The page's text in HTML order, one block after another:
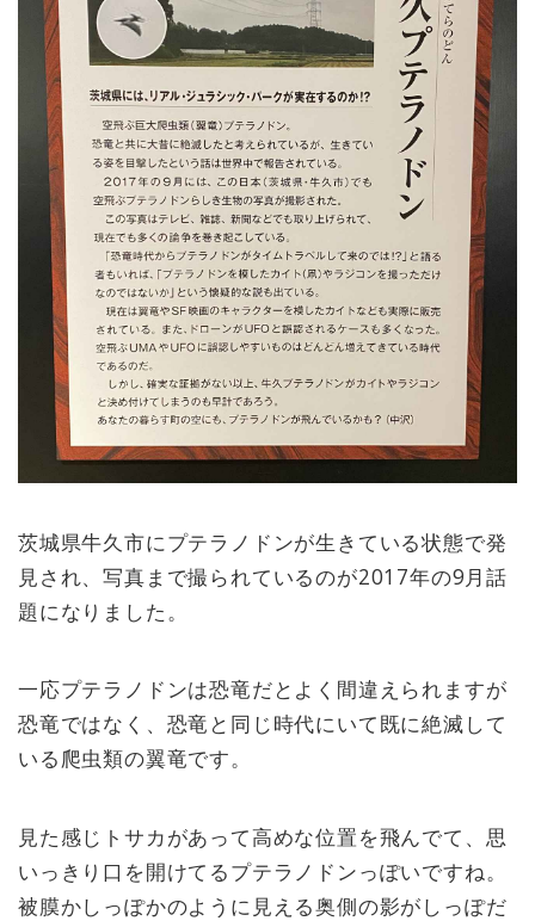
茨城県牛久市にプテラノドンが生きている状態で発
見され、写真まで撮られているのが2017年の9月話
題になりました。
一応プテラノドンは恐竜だとよく間違えられますが
恐竜ではなく、恐竜と同じ時代にいて既に絶滅して
いる爬虫類の翼竜です。
見た感じトサカがあって高めな位置を飛んでて、思
いっきり口を開けてるプテラノドンっぽいですね。
被膜かしっぽかのように見える奥側の影がしっぽだ